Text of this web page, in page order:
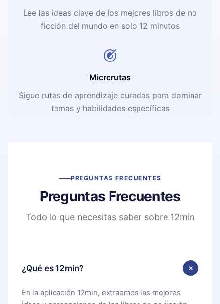
Lee las ideas clave de los mejores libros de no
ficción del mundo en solo 12 minutos
Microrutas
Sigue rutas de aprendizaje curadas para dominar
temas y habilidades específicas
PREGUNTAS FRECUENTES
Preguntas Frecuentes
Todo lo que necesitas saber sobre 12min
¿Qué es 12min?
En la aplicación 12min, extraemos las mejores